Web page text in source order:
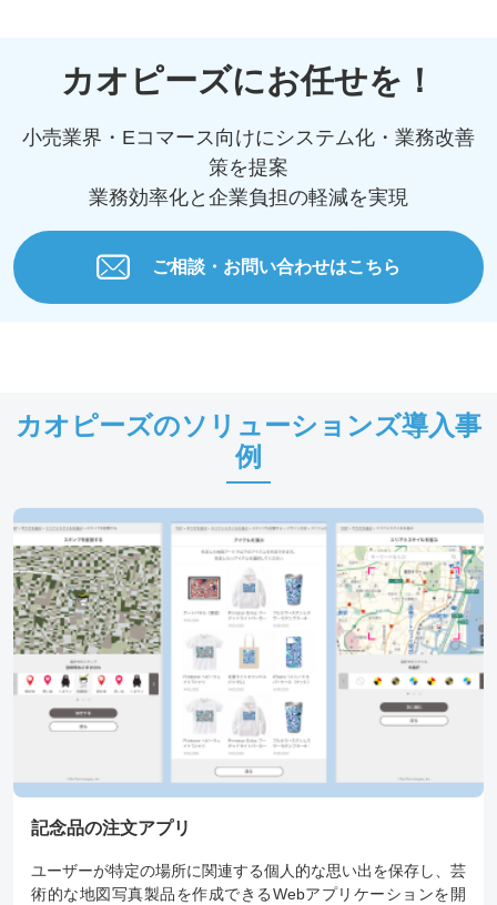
カオピーズにお任せを！
小売業界・Eコマース向けにシステム化・業務改善
策を提案
業務効率化と企業負担の軽減を実現
ご相談・お問い合わせはこちら
カオピーズのソリューションズ導入事
例
記念品の注文アプリ
ユーザーが特定の場所に関連する個人的な思い出を保存し、芸
術的な地図写真製品を作成できるWebアプリケーションを開